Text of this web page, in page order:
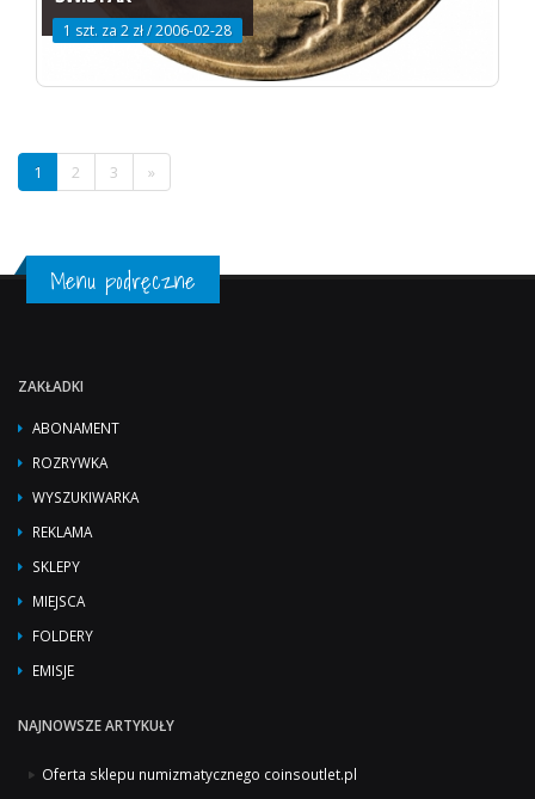
1 szt. za 2 zł / 2006-02-28
1 2 3 »
Menu podręczne
ZAKŁADKI
ABONAMENT
ROZRYWKA
WYSZUKIWARKA
REKLAMA
SKLEPY
MIEJSCA
FOLDERY
EMISJE
NAJNOWSZE ARTYKUŁY
Oferta sklepu numizmatycznego coinsoutlet.pl